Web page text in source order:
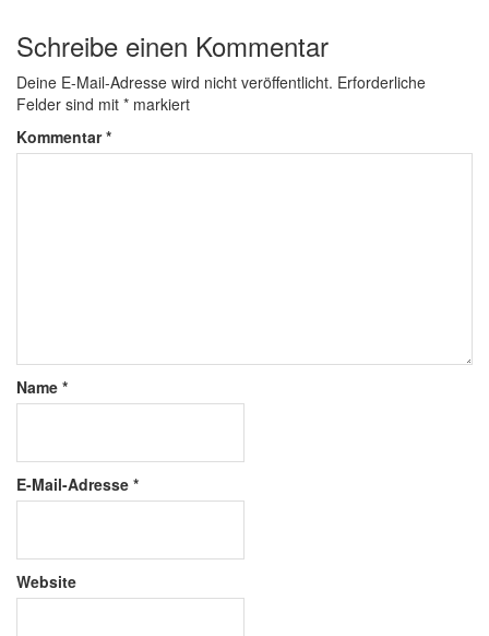
Schreibe einen Kommentar
Deine E-Mail-Adresse wird nicht veröffentlicht. Erforderliche
Felder sind mit * markiert
Kommentar*
Name *
E-Mail-Adresse *
Website